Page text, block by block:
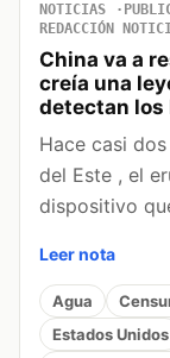
NOTICIAS
REDACCIÓN
China va a
creía una
detectan los
Hace casi
del Este , el
dispositivo
Leer nota
Agua
Estados Unidos